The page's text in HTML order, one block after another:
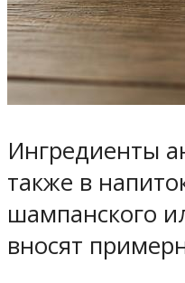
Ингредиенты
также в
шампанского
вносят